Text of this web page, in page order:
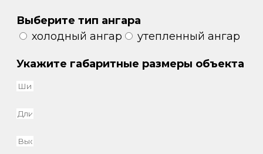
Выберите тип ангара
холодный ангар
утепленный ангар
Укажите габаритные размеры объекта